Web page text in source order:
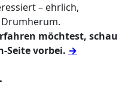
– ehrlich,
möchtest, schau
Seite vorbei. →